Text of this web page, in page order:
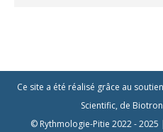
Ce site a été réalisé grâce au
Scientific, de
© Rythmologie-Pitie 2022 - 2025 |